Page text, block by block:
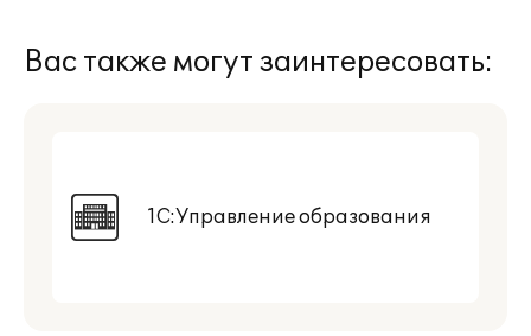
Вас также могут заинтересовать:
1С:Управление образования